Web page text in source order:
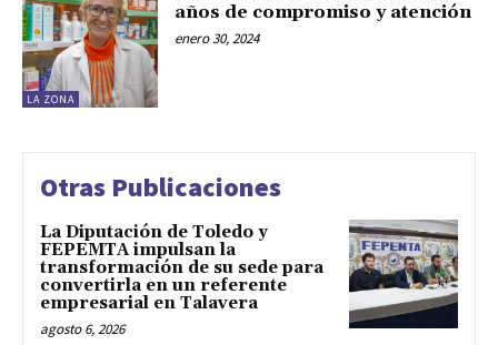
LA ZONA
años de compromiso y atención
enero 30, 2024
Otras Publicaciones
La Diputación de Toledo y
FEPEMTA impulsan la
transformación de su sede para
convertirla en un referente
empresarial en Talavera
agosto 6, 2026